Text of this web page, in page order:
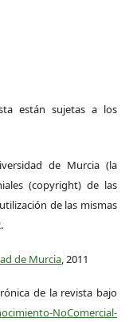
están sujetas a los
de Murcia (la
(copyright) de las
de las mismas
de Murcia, 2011
de la revista bajo
NoComercial-